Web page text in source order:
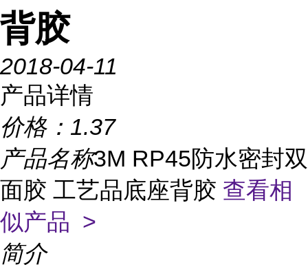
背胶
2018-04-11
产品详情
价格： 1.37
产品名称3M RP45防水密封双
面胶 工艺品底座背胶 查看相
似产品 >
简介